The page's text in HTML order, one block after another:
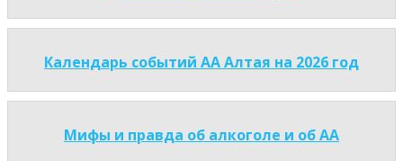
Календарь событий АА Алтая на 2026 год
Мифы и правда об алкоголе и об АА